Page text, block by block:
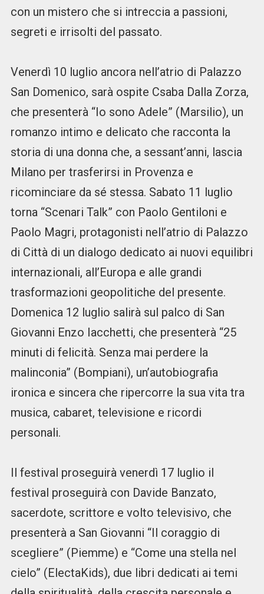
con un mistero che si intreccia a passioni,
segreti e irrisolti del passato.
Venerdì 10 luglio ancora nell’atrio di Palazzo
San Domenico, sarà ospite Csaba Dalla Zorza,
che presenterà “Io sono Adele” (Marsilio), un
romanzo intimo e delicato che racconta la
storia di una donna che, a sessant’anni, lascia
Milano per trasferirsi in Provenza e
ricominciare da sé stessa. Sabato 11 luglio
torna “Scenari Talk” con Paolo Gentiloni e
Paolo Magri, protagonisti nell’atrio di Palazzo
di Città di un dialogo dedicato ai nuovi equilibri
internazionali, all’Europa e alle grandi
trasformazioni geopolitiche del presente.
Domenica 12 luglio salirà sul palco di San
Giovanni Enzo Iacchetti, che presenterà “25
minuti di felicità. Senza mai perdere la
malinconia” (Bompiani), un’autobiografia
ironica e sincera che ripercorre la sua vita tra
musica, cabaret, televisione e ricordi
personali.
Il festival proseguirà venerdì 17 luglio il
festival proseguirà con Davide Banzato,
sacerdote, scrittore e volto televisivo, che
presenterà a San Giovanni “Il coraggio di
scegliere” (Piemme) e “Come una stella nel
cielo” (ElectaKids), due libri dedicati ai temi